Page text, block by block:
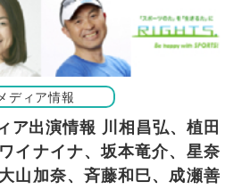
ディア情報
ア出演情報 川相昌弘、植田
イナイナ、坂本竜介、星奈
山加奈、斉藤和巳、成瀬善